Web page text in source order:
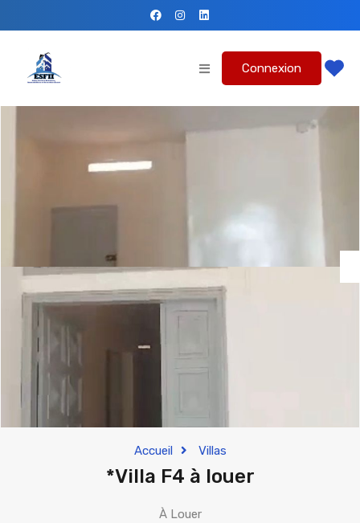
Connexion
Accueil Villas
*Villa F4 à louer
À Louer